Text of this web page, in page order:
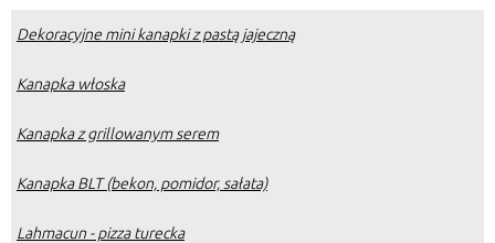
Dekoracyjne mini kanapki z pastą jajeczną
Kanapka włoska
Kanapka z grillowanym serem
Kanapka BLT (bekon, pomidor, sałata)
Lahmacun - pizza turecka